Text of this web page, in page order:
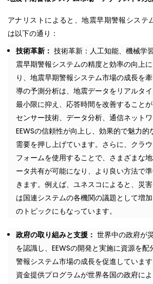
アナリストによると、地震早期警報システ
は以下の通り：
技術革新： 技術革新：人工知能、機械学
震早期警報システムの精度と効率の向上
り、地震早期警報システム市場の成長を
導の予測分析は、地震データをリアルタ
最小限に抑え、応答時間を改善することが
センサー技術、データ分析、通信ネットワ
EEWSの信頼性が向上し、効果的で魅力
需要を押し上げています。さらに、クラ
フォームを使用することで、さまざまな
ータ共有が可能になり、より良い方法で
きます。例えば、ユネスコによると、災害
は国連システムの各機関の議題として増
のトピックにもなっています。
政府の取り組みと支援： 世界中の政府が
を認識し、EEWSの開発と実施に資源を
警報システム市場の成長を促進していま
資金提供プログラムが世界各国の政府に